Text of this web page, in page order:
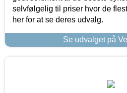
selvfølgelig til priser hvor de
her for at se deres udvalg.
Se udvalget på